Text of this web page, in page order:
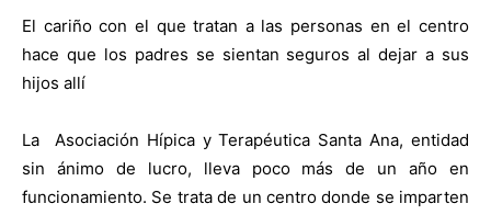
El cariño con el que tratan a las personas en el centro
hace que los padres se sientan seguros al dejar a sus
hijos allí
La
Asociación Hípica y Terapéutica Santa Ana, entidad
sin ánimo de lucro, lleva poco más de un año en
funcionamiento. Se trata de un centro donde se imparten